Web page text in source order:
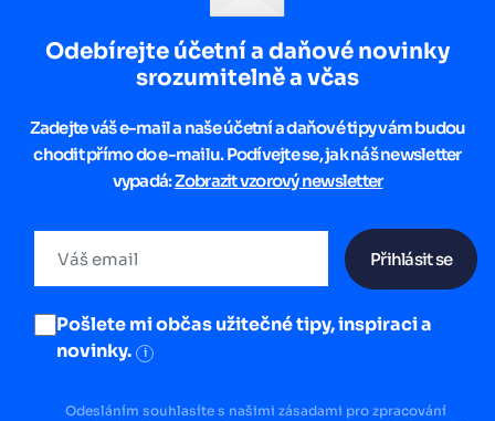
Odebírejte účetní a daňové novinky
srozumitelně a včas
Zadejte váš e-mail a naše účetní a daňové tipy vám budou
chodit přímo do e-mailu. Podívejte se, jak náš newsletter
vypadá:Zobrazit vzorový newsletter
Přihlásit se
Pošlete mi občas užitečné tipy, inspiraci a
novinky.
i
Odesláním souhlasíte s našimi zásadami pro zpracování